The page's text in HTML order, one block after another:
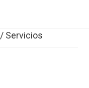
/Servicios